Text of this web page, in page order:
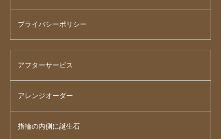
プライバシーポリシー
アフターサービス
アレンジオーダー
指輪の内側に誕生石